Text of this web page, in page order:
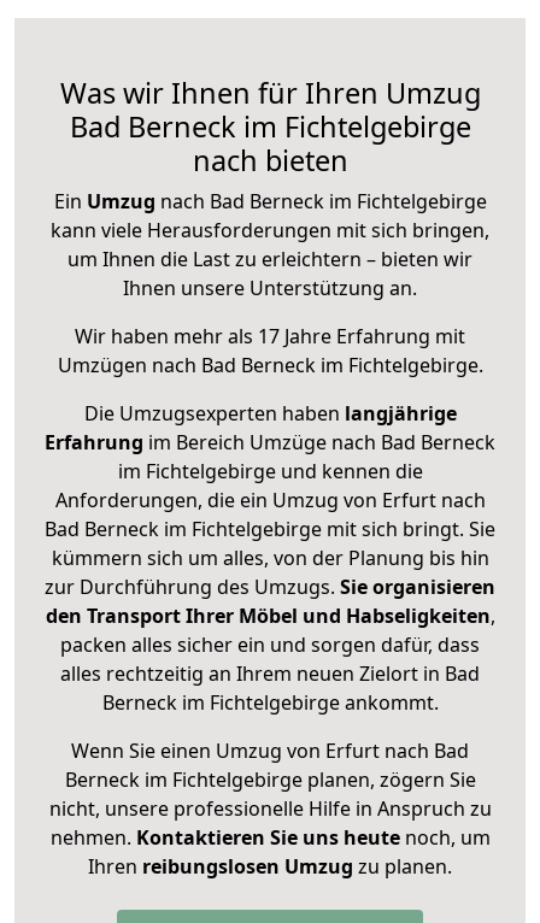
Was wir Ihnen für Ihren Umzug
Bad Berneck im Fichtelgebirge
nach bieten
Ein Umzug nach Bad Berneck im Fichtelgebirge
kann viele Herausforderungen mit sich bringen,
um Ihnen die Last zu erleichtern – bieten wir
Ihnen unsere Unterstützung an.
Wir haben mehr als 17 Jahre Erfahrung mit
Umzügen nach Bad Berneck im Fichtelgebirge.
Die Umzugsexperten haben langjährige
Erfahrung im Bereich Umzüge nach Bad Berneck
im Fichtelgebirge und kennen die
Anforderungen, die ein Umzug von Erfurt nach
Bad Berneck im Fichtelgebirge mit sich bringt. Sie
kümmern sich um alles, von der Planung bis hin
zur Durchführung des Umzugs. Sie organisieren
den Transport Ihrer Möbel und Habseligkeiten,
packen alles sicher ein und sorgen dafür, dass
alles rechtzeitig an Ihrem neuen Zielort in Bad
Berneck im Fichtelgebirge ankommt.
Wenn Sie einen Umzug von Erfurt nach Bad
Berneck im Fichtelgebirge planen, zögern Sie
nicht, unsere professionelle Hilfe in Anspruch zu
nehmen. Kontaktieren Sie uns heutenoch, um
Ihren reibungslosen Umzug zu planen.